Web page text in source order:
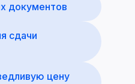
документов
сдачи
цену